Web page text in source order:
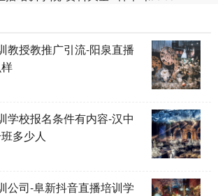
教授教推广引流-阳泉直播
学校报名条件有内容-汉中
多少人
公司-阜新抖音直播培训学